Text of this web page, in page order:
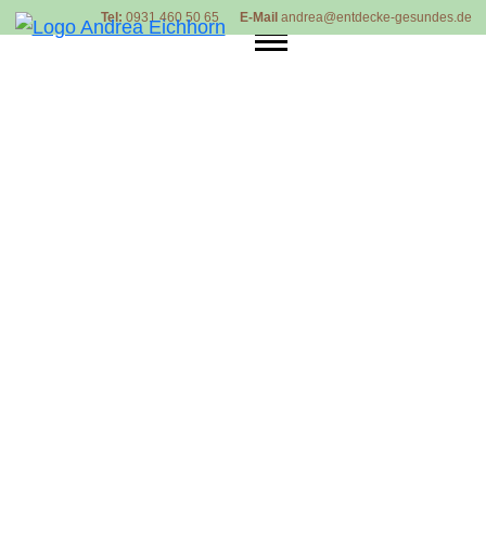
Tel: 0931.460 50 65 E-Mail andrea@entdecke-gesundes.de